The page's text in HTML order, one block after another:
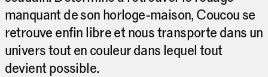
manquant de son horloge-maison, Coucou se
retrouve enfin libre et nous transporte dans un
univers tout en couleur dans lequel tout
devient possible.